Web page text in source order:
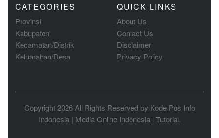
CATEGORIES
Provinsi
Kabupaten
Kecamatan/Distrik
Keluarahan/Desa
QUICK LINKS
About Us
Contact Us
Disclaimer
Privacy Policy
Copyright 2026 All Rights Reserved by Kode Pos Info
Indonesia| Media Online Indonesia| Tutorial.